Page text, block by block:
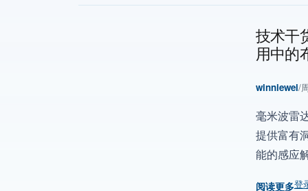
技术干
用中的
winniewei/
毫米波雷
提供富有
能的感应
阅读更多登